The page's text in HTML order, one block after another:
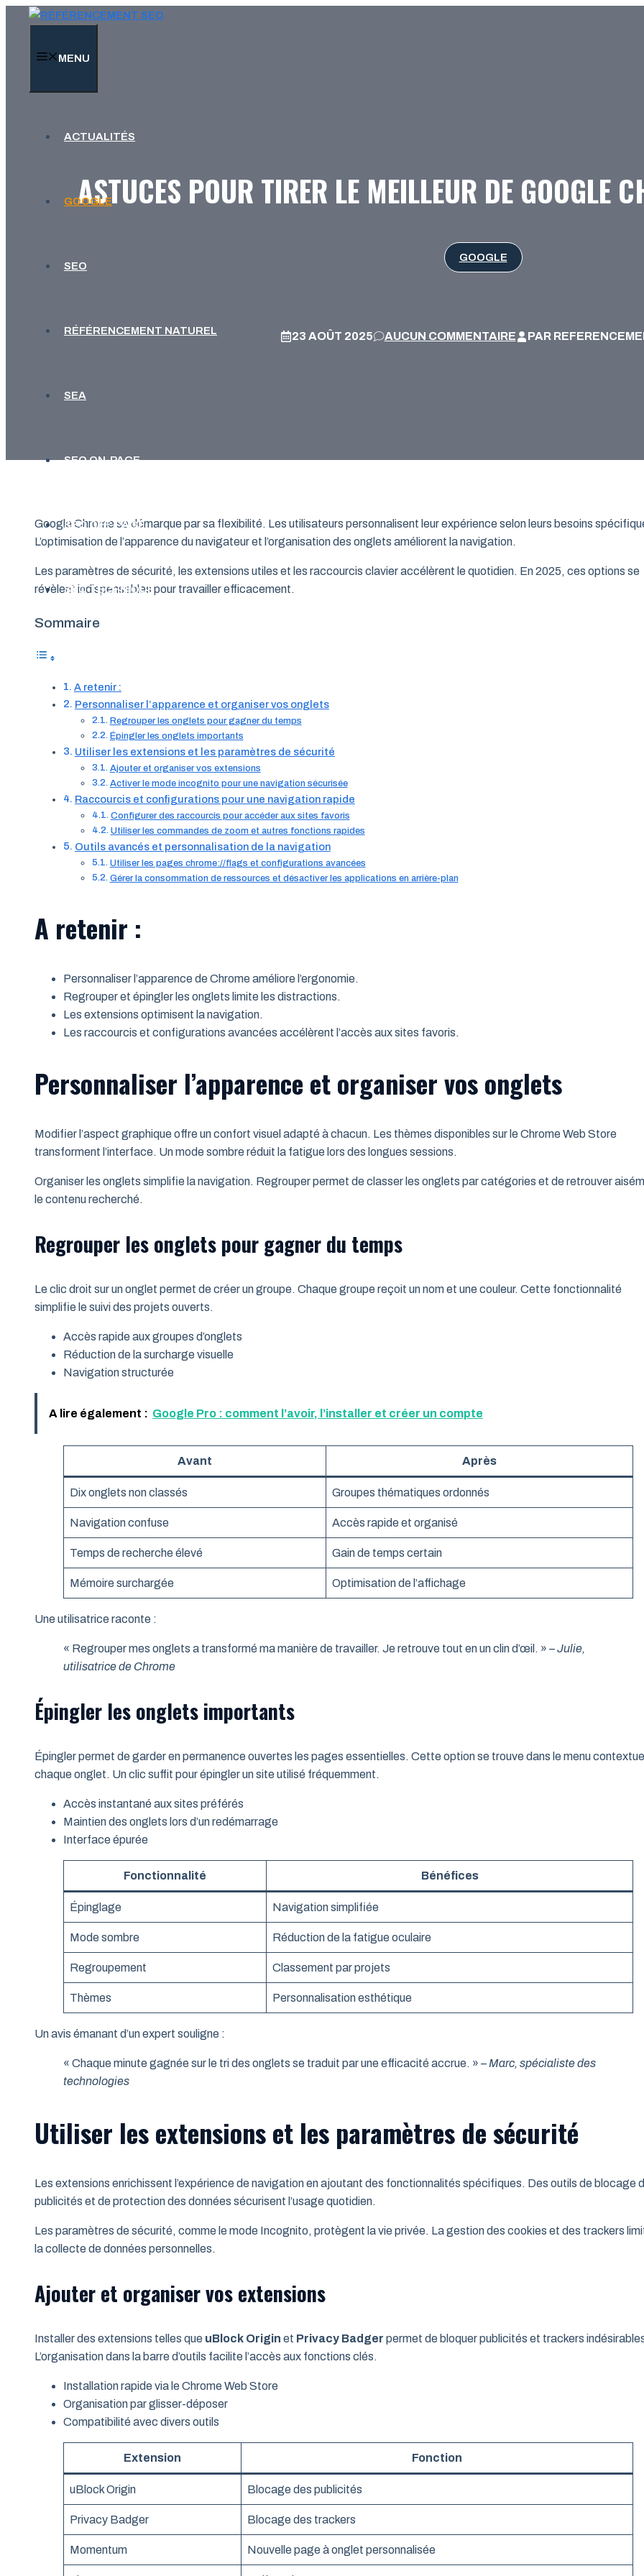
contenu
MENU
ACTUALITÉS
GOOGLE
SEO
RÉFÉRENCEMENT NATUREL
SEA
SEO ON-PAGE
SEO OFF-PAGE
SEO TECHNIQUE
ASTUCES POUR TIRER LE MEILLEUR DE GOOGLE
GOOGLE
23 AOÛT 2025 AUCUN COMMENTAIRE PAR
Google Chrome se démarque par sa flexibilité. Les utilisateurs personnalisent leur expérience selon leurs besoins
L’optimisation de l’apparence du navigateur et l’organisation des onglets améliorent la navigation.
Les paramètres de sécurité, les extensions utiles et les raccourcis clavier accélèrent le quotidien. En 2025, ces options se
révèlent indispensables pour travailler efficacement.
Sommaire
A retenir :
Personnaliser l’apparence et organiser vos onglets
Regrouper les onglets pour gagner du temps
Épingler les onglets importants
Utiliser les extensions et les paramètres de sécurité
Ajouter et organiser vos extensions
Activer le mode incognito pour une navigation sécurisée
Raccourcis et configurations pour une navigation rapide
Configurer des raccourcis pour accéder aux sites favoris
Utiliser les commandes de zoom et autres fonctions rapides
Outils avancés et personnalisation de la navigation
Utiliser les pages chrome://flags et configurations avancées
Gérer la consommation de ressources et désactiver les applications en arrière-plan
A retenir :
Personnaliser l’apparence de Chrome améliore l’ergonomie.
Regrouper et épingler les onglets limite les distractions.
Les extensions optimisent la navigation.
Les raccourcis et configurations avancées accélèrent l’accès aux sites favoris.
Personnaliser l’apparence et organiser vos onglets
Modifier l’aspect graphique offre un confort visuel adapté à chacun. Les thèmes disponibles sur le Chrome Web Store
transforment l’interface. Un mode sombre réduit la fatigue lors des longues sessions.
Organiser les onglets simplifie la navigation. Regrouper permet de classer les onglets par catégories et de retrouver
le contenu recherché.
Regrouper les onglets pour gagner du temps
Le clic droit sur un onglet permet de créer un groupe. Chaque groupe reçoit un nom et une couleur. Cette fonctionnalité
simplifie le suivi des projets ouverts.
Accès rapide aux groupes d’onglets
Réduction de la surcharge visuelle
Navigation structurée
A lire également : Google Pro : comment l’avoir, l’installer et créer un compte
Avant Après
Dix onglets non classés Groupes thématiques ordonnés
Navigation confuse Accès rapide et organisé
Temps de recherche élevé Gain de temps certain
Mémoire surchargée Optimisation de l’affichage
Une utilisatrice raconte :
« Regrouper mes onglets a transformé ma manière de travailler. Je retrouve tout en un clin d’œil. » – Julie,
utilisatrice de Chrome
Épingler les onglets importants
Épingler permet de garder en permanence ouvertes les pages essentielles. Cette option se trouve dans le menu
chaque onglet. Un clic suffit pour épingler un site utilisé fréquemment.
Accès instantané aux sites préférés
Maintien des onglets lors d’un redémarrage
Interface épurée
Fonctionnalité Bénéfices
Épinglage Navigation simplifiée
Mode sombre Réduction de la fatigue oculaire
Regroupement Classement par projets
Thèmes Personnalisation esthétique
Un avis émanant d’un expert souligne :
« Chaque minute gagnée sur le tri des onglets se traduit par une efficacité accrue. » – Marc, spécialiste des
technologies
Utiliser les extensions et les paramètres de sécurité
Les extensions enrichissent l’expérience de navigation en ajoutant des fonctionnalités spécifiques. Des outils de blocage
publicités et de protection des données sécurisent l’usage quotidien.
Les paramètres de sécurité, comme le mode Incognito, protègent la vie privée. La gestion des cookies et des trackers
la collecte de données personnelles.
Ajouter et organiser vos extensions
Installer des extensions telles que uBlock Origin et Privacy Badger permet de bloquer publicités et trackers
L’organisation dans la barre d’outils facilite l’accès aux fonctions clés.
Installation rapide via le Chrome Web Store
Organisation par glisser-déposer
Compatibilité avec divers outils
Extension Fonction
uBlock Origin Blocage des publicités
Privacy Badger Blocage des trackers
Momentum Nouvelle page à onglet personnalisée